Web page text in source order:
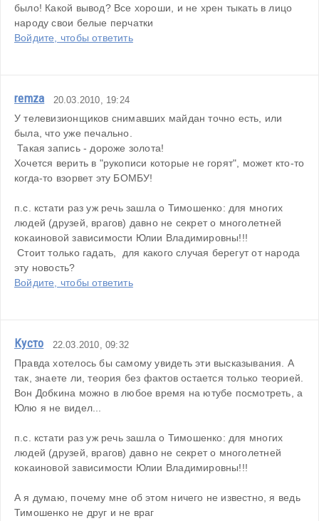
было! Какой вывод? Все хороши, и не хрен тыкать в лицо
народу свои белые перчатки
Войдите, чтобы ответить
remza 20.03.2010, 19:24
У телевизионщиков снимавших майдан точно есть, или
была, что уже печально.
Такая запись - дороже золота!
Хочется верить в "рукописи которые не горят", может кто-то
когда-то взорвет эту БОМБУ!
п.с. кстати раз уж речь зашла о Тимошенко: для многих
людей (друзей, врагов) давно не секрет о многолетней
кокаиновой зависимости Юлии Владимировны!!!
Стоит только гадать,  для какого случая берегут от народа
эту новость?
Войдите, чтобы ответить
Кусто 22.03.2010, 09:32
Правда хотелось бы самому увидеть эти высказывания. А
так, знаете ли, теория без фактов остается только теорией.
Вон Добкина можно в любое время на ютубе посмотреть, а
Юлю я не видел...
п.с. кстати раз уж речь зашла о Тимошенко: для многих
людей (друзей, врагов) давно не секрет о многолетней
кокаиновой зависимости Юлии Владимировны!!!
А я думаю, почему мне об этом ничего не известно, я ведь
Тимошенко не друг и не враг